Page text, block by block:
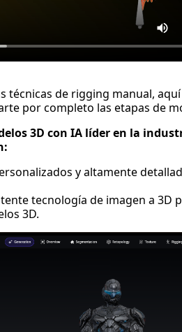
técnicas de rigging manual,
por completo las etapas de
3D con IA líder en la
y altamente
tecnología de imagen a 3D
3D.